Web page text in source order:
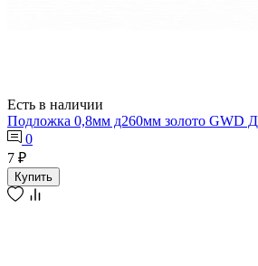
Есть в наличии
Подложка 0,8мм д260мм золото GWD
0
7 ₽
Купить